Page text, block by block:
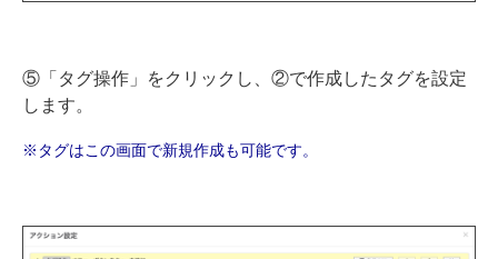
⑤「タグ操作」をクリックし、②で作成したタグを設定
します。
※タグはこの画面で新規作成も可能です。